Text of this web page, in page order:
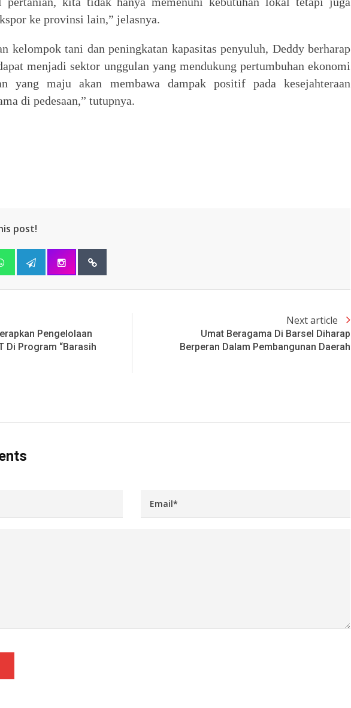
ke provinsi lain,” jelasnya.
kelompok tani dan peningkatan kapasitas penyuluh, Deddy berharap
menjadi sektor unggulan yang mendukung pertumbuhan ekonomi
yang maju akan membawa dampak positif pada kesejahteraan
di pedesaan,” tutupnya.
post!
Pengelolaan
Di Program “Barasih
Next article
Umat Beragama Di Barsel Diharap
Berperan Dalam Pembangunan Daerah